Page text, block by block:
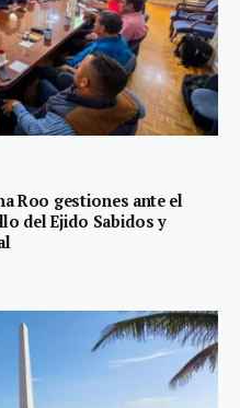
Roo gestiones ante el
del Ejido Sabidos y